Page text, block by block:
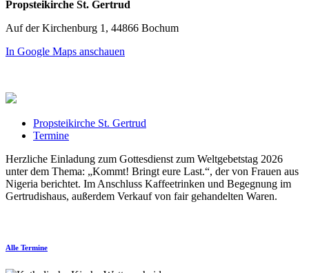
Propsteikirche St. Gertrud
Auf der Kirchenburg 1, 44866 Bochum
In Google Maps anschauen
Propsteikirche St. Gertrud
Termine
Herzliche Einladung zum Gottesdienst zum Weltgebetstag 2026
unter dem Thema: „Kommt! Bringt eure Last.“, der von Frauen aus
Nigeria berichtet. Im Anschluss Kaffeetrinken und Begegnung im
Gertrudishaus, außerdem Verkauf von fair gehandelten Waren.
Alle Termine